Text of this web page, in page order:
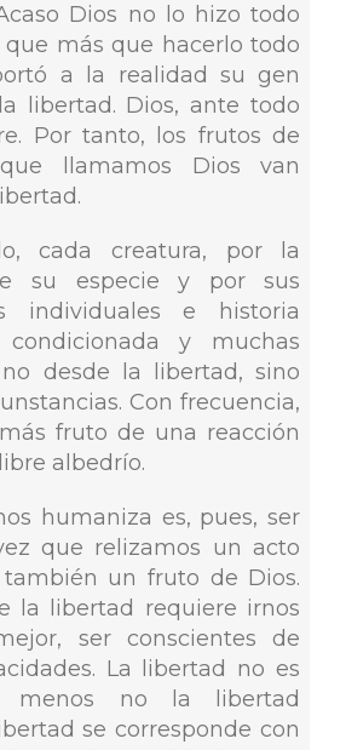
Dios no lo hizo todo
que más que hacerlo todo
a la realidad su gen
libertad. Dios, ante todo
Por tanto, los frutos de
llamamos Dios van
cada creatura, por la
su especie y por sus
individuales e historia
y muchas
desde la libertad, sino
Con frecuencia,
fruto de una reacción
albedrío.
humaniza es, pues, ser
que relizamos un acto
también un fruto de Dios.
la libertad requiere irnos
ser conscientes de
La libertad no es
menos no la libertad
se corresponde con